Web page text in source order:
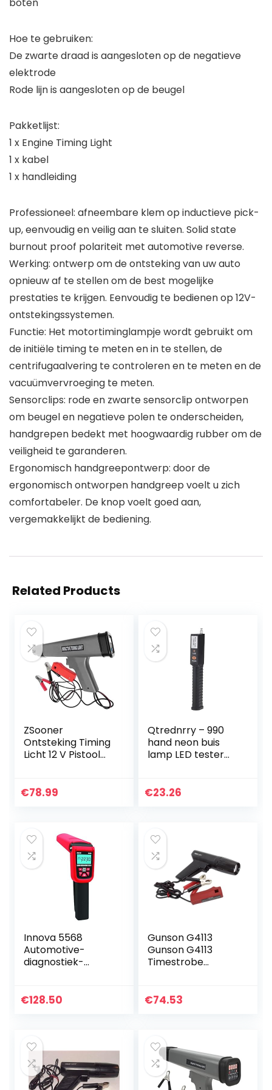
boten
Hoe te gebruiken:
De zwarte draad is aangesloten op de negatieve
elektrode
Rode lijn is aangesloten op de beugel
Pakketlijst:
1 x Engine Timing Light
1 x kabel
1 x handleiding
Professioneel: afneembare klem op inductieve pick-
up, eenvoudig en veilig aan te sluiten. Solid state
burnout proof polariteit met automotive reverse.
Werking: ontwerp om de ontsteking van uw auto
opnieuw af te stellen om de best mogelijke
prestaties te krijgen. Eenvoudig te bedienen op 12V-
ontstekingssystemen.
Functie: Het motortiminglampje wordt gebruikt om
de initiële timing te meten en in te stellen, de
centrifugaalvering te controleren en te meten en de
vacuümvervroeging te meten.
Sensorclips: rode en zwarte sensorclip ontworpen
om beugel en negatieve polen te onderscheiden,
handgrepen bedekt met hoogwaardig rubber om de
veiligheid te garanderen.
Ergonomisch handgreepontwerp: door de
ergonomisch ontworpen handgreep voelt u zich
comfortabeler. De knop voelt goed aan,
vergemakkelijkt de bediening.
Related Products
ZSooner
Ontsteking Timing
Licht 12 V Pistool
Inspectie Tool
€78.99
Qtrednrry – 990
hand neon buis
lamp LED tester
reparatie kit
€23.26
Innova 5568
Automotive-
diagnostiek-
€128.50
Gunson G4113
Gunson G4113
Timestrobe
klemmen
€74.53